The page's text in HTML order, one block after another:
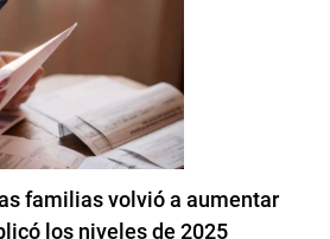
familias volvió a aumentar
los niveles de 2025